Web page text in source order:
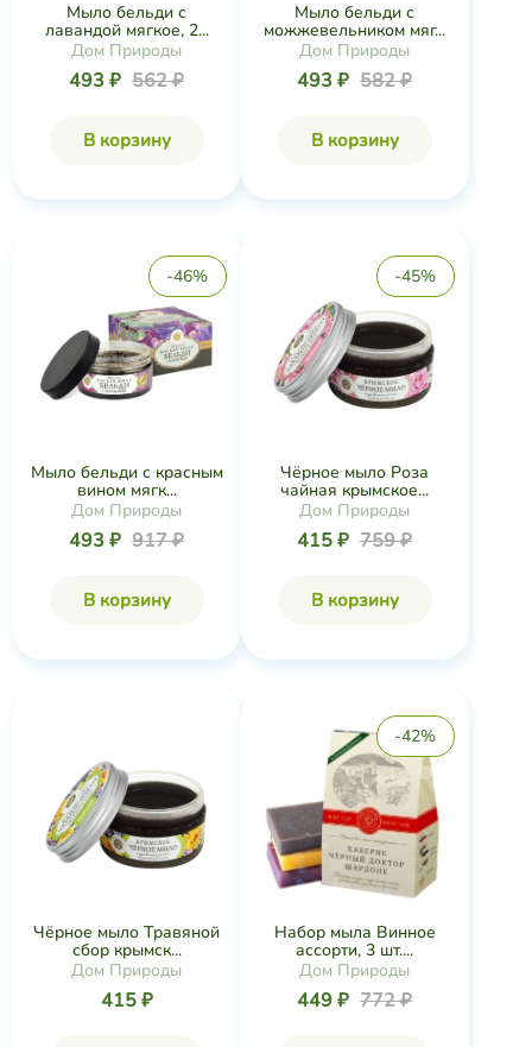
Мыло бельди с
лавандой мягкое, 2...
Дом Природы
493 ₽ 562 ₽
В корзину
Мыло бельди с
можжевельником мяг...
Дом Природы
493 ₽ 582 ₽
В корзину
-46%
Мыло бельди с красным
вином мягк...
Дом Природы
493 ₽ 917 ₽
В корзину
-45%
Чёрное мыло Роза
чайная крымское...
Дом Природы
415 ₽ 759 ₽
В корзину
Чёрное мыло Травяной
сбор крымск...
Дом Природы
415 ₽
-42%
Набор мыла Винное
ассорти, 3 шт....
Дом Природы
449 ₽ 772 ₽